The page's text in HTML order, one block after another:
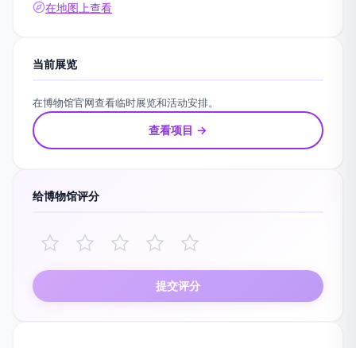
在地图上查看
当前展览
在博物馆官网查看临时展览和活动安排。
查看项目 →
给博物馆评分
提交评分